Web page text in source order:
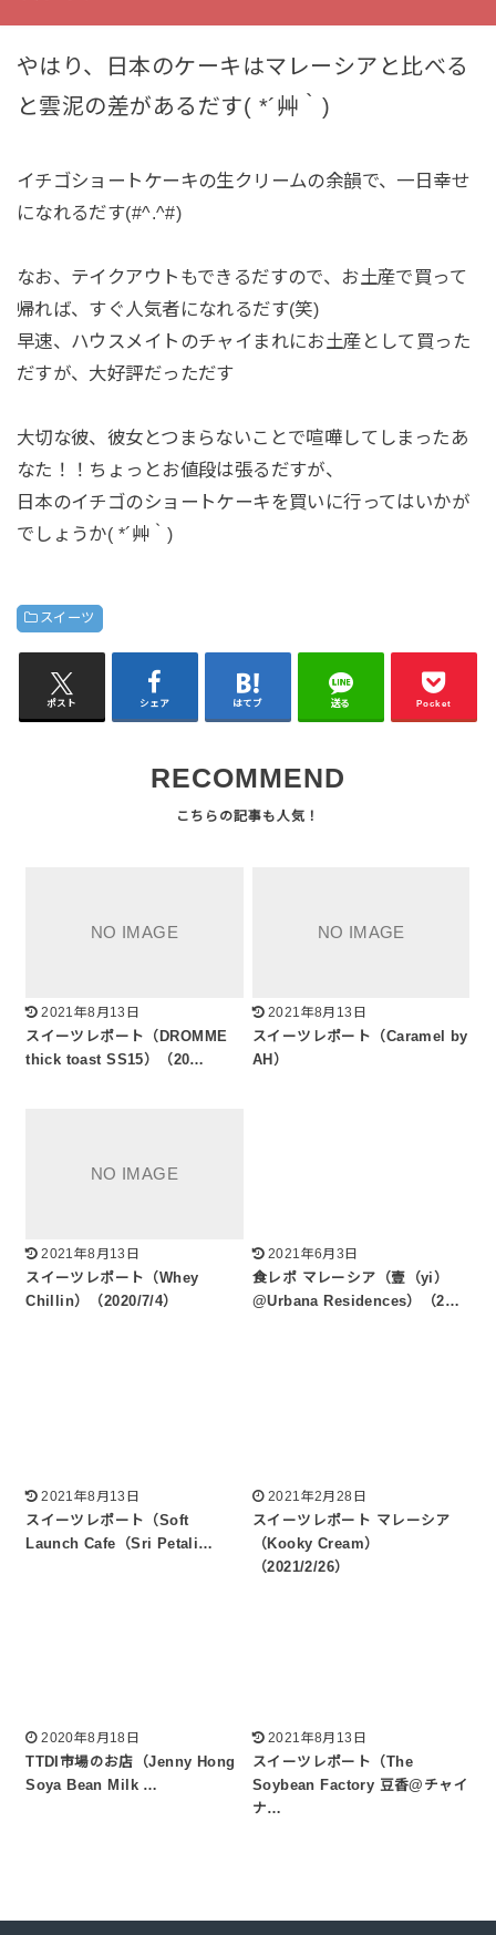
やはり、日本のケーキはマレーシアと比べる
と雲泥の差があるだす( *´艸｀)
イチゴショートケーキの生クリームの余韻で、一日幸せ
になれるだす(#^.^#)
なお、テイクアウトもできるだすので、お土産で買って
帰れば、すぐ人気者になれるだす(笑)
早速、ハウスメイトのチャイまれにお土産として買った
だすが、大好評だっただす
大切な彼、彼女とつまらないことで喧嘩してしまったあ
なた！！ちょっとお値段は張るだすが、
日本のイチゴのショートケーキを買いに行ってはいかが
でしょうか( *´艸｀)
スイーツ
ポスト シェア はてブ 送る Pocket
RECOMMEND
2021年8月13日
スイーツレポート（DROMME
thick toast SS15）（20…
2021年8月13日
スイーツレポート（Caramel by
AH）
2021年8月13日
スイーツレポート（Whey
Chillin）（2020/7/4）
2021年6月3日
食レポ マレーシア（壹（yi）
@Urbana Residences）（2…
2021年8月13日
スイーツレポート（Soft
Launch Cafe（Sri Petali…
2021年2月28日
スイーツレポート マレーシア
（Kooky Cream）
（2021/2/26）
2020年8月18日
TTDI市場のお店（Jenny Hong
Soya Bean Milk …
2021年8月13日
スイーツレポート（The
Soybean Factory 豆香@チャイ
ナ…